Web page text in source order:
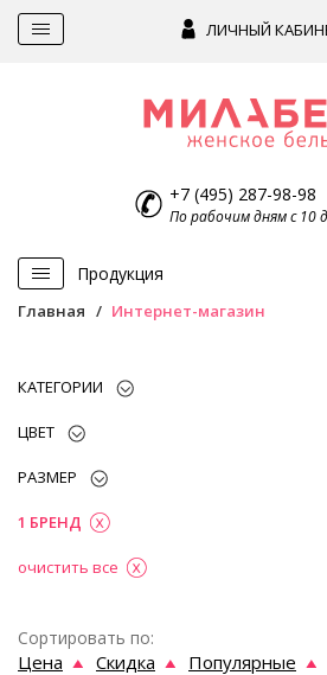
ЛИЧНЫЙ
+7 (495) 287-98-98
По рабочим дням с 10
Продукция
Главная Интернет-магазин
КАТЕГОРИИ
ЦВЕТ
РАЗМЕР
1 БРЕНД
очистить все
Сортировать по:
Цена Скидка Популярные